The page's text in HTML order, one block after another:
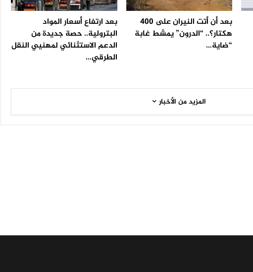
بعد أن أتت النيران على 400
هكتار؟.. “الدرون” يمشط غابة
“ضاية…
بعد ارتفاع أسعار المواد
البترولية.. حصة جديدة من
الدعم الاستثنائي لمهنيي النقل
الطرقي…
المزيد من الأخبار